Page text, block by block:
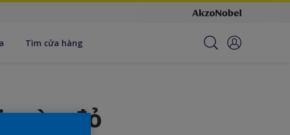
Tìm cửa hàng
màu đỏ